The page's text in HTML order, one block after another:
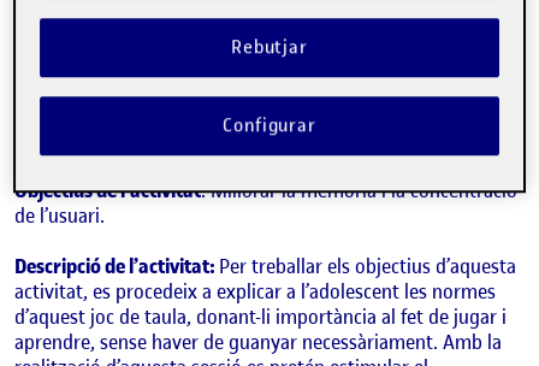
Involucrar a l’usuari en el seu propi
aprenentatge.
Objectius de l’activitat: Millorar la memòria i la concentració
de l’usuari.
Descripció de l’activitat: Per treballar els objectius d’aquesta
activitat, es procedeix a explicar a l’adolescent les normes
d’aquest joc de taula, donant-li importància al fet de jugar i
aprendre, sense haver de guanyar necessàriament. Amb la
Rebutjar
Configurar